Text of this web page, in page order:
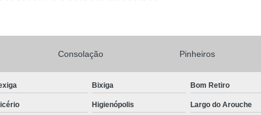
Conserto de Adega
Conserto de Adega de Vinho
Conserto de Geladeira Expositora de
Consolação Pinheiros
Bixiga Bom Retiro
Higienópolis Largo do Arouche